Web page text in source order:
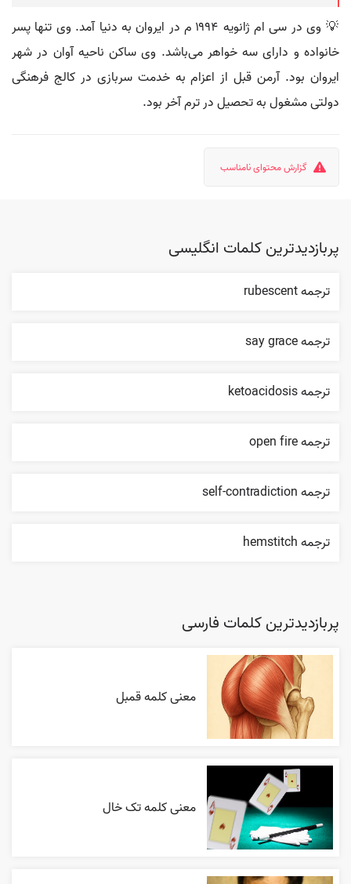
💡 وی در سی ام ژانویه ۱۹۹۴ م در ایروان به دنیا آمد. وی تنها پسر
خانواده و دارای سه خواهر می‌باشد. وی ساکن ناحیه آوان در شهر
ایروان بود. آرمن قبل از اعزام به خدمت سربازی در کالج فرهنگی
دولتی مشغول به تحصیل در ترم آخر بود.
گزارش محتوای نامناسب
پربازدیدترین کلمات انگلیسی
ترجمه rubescent
ترجمه say grace
ترجمه ketoacidosis
ترجمه open fire
ترجمه self-contradiction
ترجمه hemstitch
پربازدیدترین کلمات فارسی
معنی کلمه قمبل
معنی کلمه تک خال